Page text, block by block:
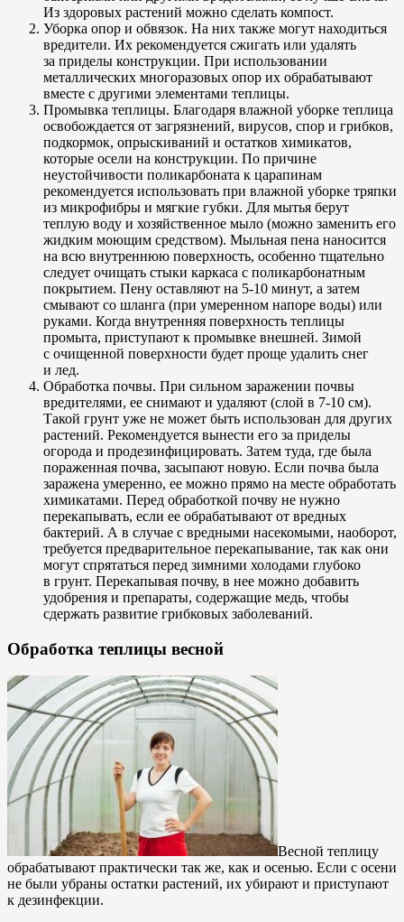
Из здоровых растений можно сделать компост.
Уборка опор и обвязок. На них также могут находиться
вредители. Их рекомендуется сжигать или удалять
за приделы конструкции. При использовании
металлических многоразовых опор их обрабатывают
вместе с другими элементами теплицы.
Промывка теплицы. Благодаря влажной уборке теплица
освобождается от загрязнений, вирусов, спор и грибков,
подкормок, опрыскиваний и остатков химикатов,
которые осели на конструкции. По причине
неустойчивости поликарбоната к царапинам
рекомендуется использовать при влажной уборке тряпки
из микрофибры и мягкие губки. Для мытья берут
теплую воду и хозяйственное мыло (можно заменить его
жидким моющим средством). Мыльная пена наносится
на всю внутреннюю поверхность, особенно тщательно
следует очищать стыки каркаса с поликарбонатным
покрытием. Пену оставляют на 5-10 минут, а затем
смывают со шланга (при умеренном напоре воды) или
руками. Когда внутренняя поверхность теплицы
промыта, приступают к промывке внешней. Зимой
с очищенной поверхности будет проще удалить снег
и лед.
Обработка почвы. При сильном заражении почвы
вредителями, ее снимают и удаляют (слой в 7-10 см).
Такой грунт уже не может быть использован для других
растений. Рекомендуется вынести его за приделы
огорода и продезинфицировать. Затем туда, где была
пораженная почва, засыпают новую. Если почва была
заражена умеренно, ее можно прямо на месте обработать
химикатами. Перед обработкой почву не нужно
перекапывать, если ее обрабатывают от вредных
бактерий. А в случае с вредными насекомыми, наоборот,
требуется предварительное перекапывание, так как они
могут спрятаться перед зимними холодами глубоко
в грунт. Перекапывая почву, в нее можно добавить
удобрения и препараты, содержащие медь, чтобы
сдержать развитие грибковых заболеваний.
Обработка теплицы весной
Весной теплицу
обрабатывают практически так же, как и осенью. Если с осени
не были убраны остатки растений, их убирают и приступают
к дезинфекции.